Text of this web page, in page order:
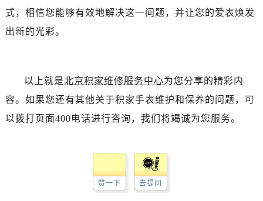
式，相信您能够有效地解决这一问题，并让您的爱表焕发
出新的光彩。
以上就是北京积家维修服务中心为您分享的精彩内
容。如果您还有其他关于积家手表维护和保养的问题，可
以拨打页面400电话进行咨询，我们将竭诚为您服务。
赞一下 去提问